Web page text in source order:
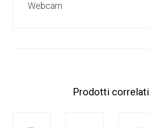
Webcam
Prodotti correlati